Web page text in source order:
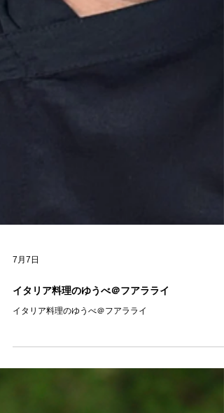
7月7日
イタリア料理のゆうべ＠フアラライ
イタリア料理のゆうべ＠フアラライ